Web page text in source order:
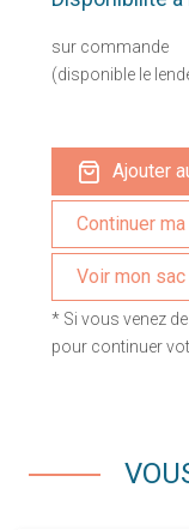
sur commande
(disponible le
Ajouter
Voir mon sac
* Si vous venez
pour continuer